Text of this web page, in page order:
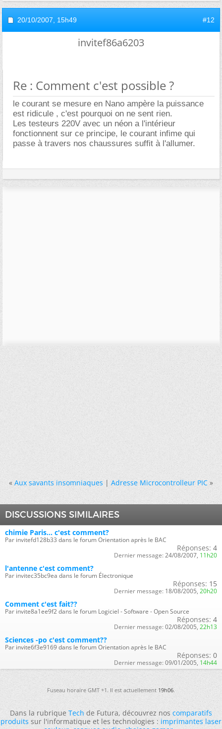
20/10/2007, 15h49 #12
invitef86a6203
Re : Comment c'est possible ?
le courant se mesure en Nano ampère la puissance
est ridicule , c'est pourquoi on ne sent rien.
Les testeurs 220V avec un néon a l'intérieur
fonctionnent sur ce principe, le courant infime qui
passe à travers nos chaussures suffit à l'allumer.
« Aux savants insomniaques|Adresse Microcontrolleur PIC »
DISCUSSIONS SIMILAIRES
chimie Paris... c'est comment?
Par invitefd128b33 dans le forum Orientation après le BAC
Réponses: 4
Dernier message: 24/08/2007, 11h20
l'antenne c'est comment?
Par invitec35bc9ea dans le forum Électronique
Réponses: 15
Dernier message: 18/08/2005, 20h20
Comment c'est fait??
Par invite8a1ee9f2 dans le forum Logiciel - Software - Open Source
Réponses: 4
Dernier message: 02/08/2005, 22h13
Sciences -po c'est comment??
Par invite6f3e9169 dans le forum Orientation après le BAC
Réponses: 0
Dernier message: 09/01/2005, 14h44
Fuseau horaire GMT +1. Il est actuellement19h06.
Dans la rubriqueTechde Futura, découvrez noscomparatifs
produitssur l'informatique et les technologies :imprimantes laser